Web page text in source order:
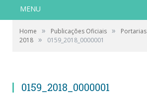
MENU
Home » Publicações Oficiais » Portarias
2018 » 0159_2018_0000001
0159_2018_0000001